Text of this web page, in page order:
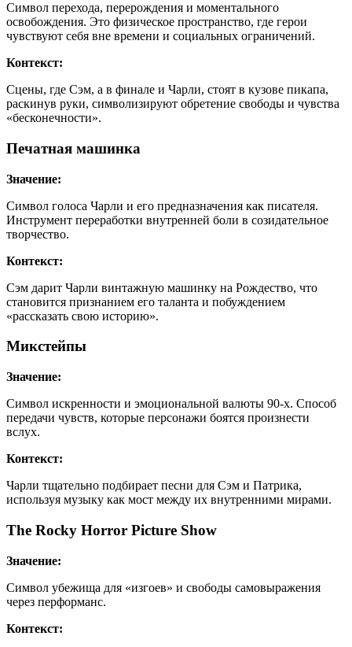
Символ перехода, перерождения и моментального
освобождения. Это физическое пространство, где герои
чувствуют себя вне времени и социальных ограничений.
Контекст:
Сцены, где Сэм, а в финале и Чарли, стоят в кузове пикапа,
раскинув руки, символизируют обретение свободы и чувства
«бесконечности».
Печатная машинка
Значение:
Символ голоса Чарли и его предназначения как писателя.
Инструмент переработки внутренней боли в созидательное
творчество.
Контекст:
Сэм дарит Чарли винтажную машинку на Рождество, что
становится признанием его таланта и побуждением
«рассказать свою историю».
Микстейпы
Значение:
Символ искренности и эмоциональной валюты 90-х. Способ
передачи чувств, которые персонажи боятся произнести
вслух.
Контекст:
Чарли тщательно подбирает песни для Сэм и Патрика,
используя музыку как мост между их внутренними мирами.
The Rocky Horror Picture Show
Значение:
Символ убежища для «изгоев» и свободы самовыражения
через перформанс.
Контекст: